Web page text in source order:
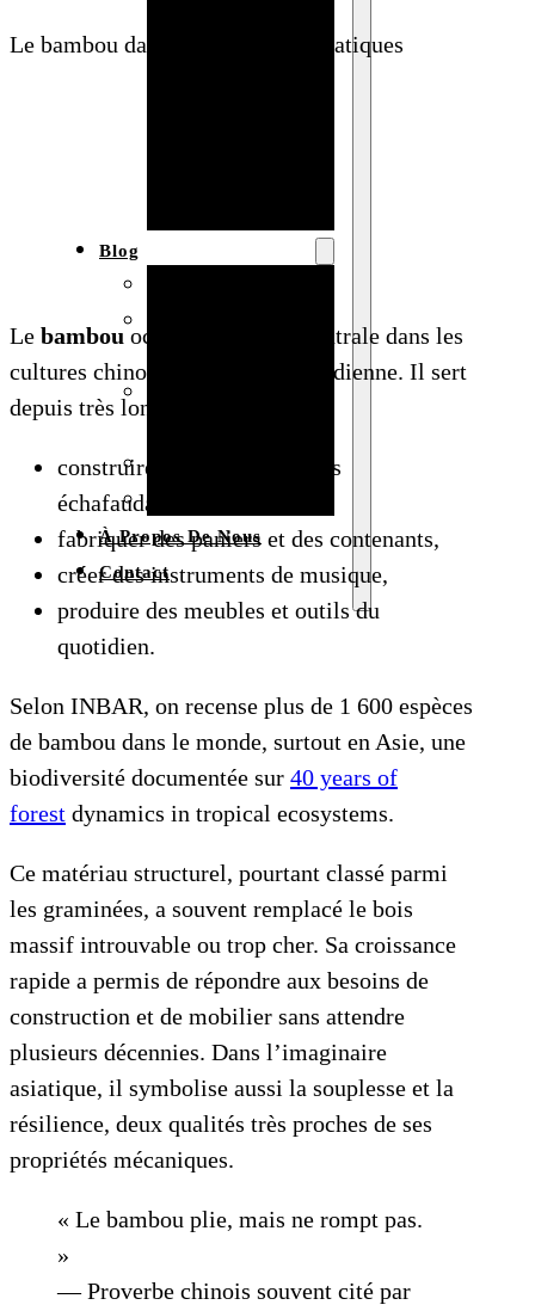
Blog
À Propos De Nous
Contact
Le bambou dans les traditions asiatiques
Le bambou occupe une place centrale dans les
cultures chinoise, japonaise ou indienne. Il sert
depuis très longtemps à :
construire des maisons et des
échafaudages,
fabriquer des paniers et des contenants,
créer des instruments de musique,
produire des meubles et outils du
quotidien.
Selon INBAR, on recense plus de 1 600 espèces
de bambou dans le monde, surtout en Asie, une
biodiversité documentée sur 40 years of
forest dynamics in tropical ecosystems.
Ce matériau structurel, pourtant classé parmi
les graminées, a souvent remplacé le bois
massif introuvable ou trop cher. Sa croissance
rapide a permis de répondre aux besoins de
construction et de mobilier sans attendre
plusieurs décennies. Dans l’imaginaire
asiatique, il symbolise aussi la souplesse et la
résilience, deux qualités très proches de ses
propriétés mécaniques.
« Le bambou plie, mais ne rompt pas.
»
— Proverbe chinois souvent cité par